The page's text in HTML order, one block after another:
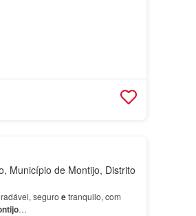
Município de Montijo, Distrito
seguro etranquilo, com
…